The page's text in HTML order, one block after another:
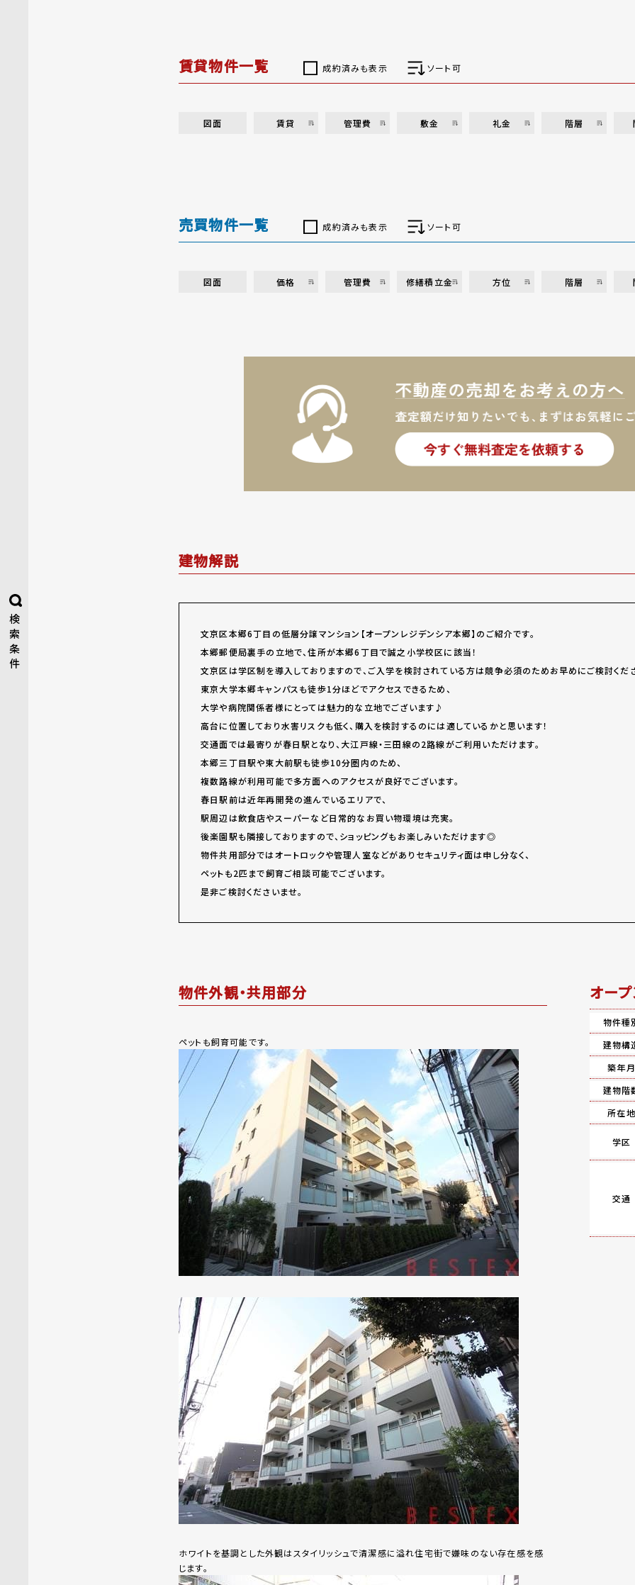
検
索
条
件
賃貸物件一覧 成約済みも表示 ソート可
図面 賃貸 管理費 敷金 礼金 階層
売買物件一覧 成約済みも表示 ソート可
図面 価格 管理費 修繕積立金 方位 階層
建物解説
文京区本郷6丁目の低層分譲マンション【オープンレジデンシア本郷】のご紹介です。
本郷郵便局裏手の立地で、住所が本郷6丁目で誠之小学校区に該当！
文京区は学区制を導入しておりますので、ご入学を検討されている方は競争必須のためお早めにご検討くだ
東京大学本郷キャンパスも徒歩1分ほどでアクセスできるため、
大学や病院関係者様にとっては魅力的な立地でございます♪
高台に位置しており水害リスクも低く、購入を検討するのには適しているかと思います！
交通面では最寄りが春日駅となり、大江戸線・三田線の2路線がご利用いただけます。
本郷三丁目駅や東大前駅も徒歩10分圏内のため、
複数路線が利用可能で多方面へのアクセスが良好でございます。
春日駅前は近年再開発の進んでいるエリアで、
駅周辺は飲食店やスーパーなど日常的なお買い物環境は充実。
後楽園駅も隣接しておりますので、ショッピングもお楽しみいただけます◎
物件共用部分ではオートロックや管理人室などがありセキュリティ面は申し分なく、
ペットも2匹まで飼育ご相談可能でございます。
是非ご検討くださいませ。
物件外観・共用部分
ペットも飼育可能です。
ホワイトを基調とした外観はスタイリッシュで清潔感に溢れ住宅街で嫌味のない存在感を感
じます。
オー
物件種
建物構
築年月
建物階
所在地
学区
交通